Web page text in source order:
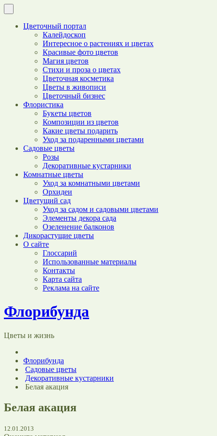
Цветочный портал
Калейдоскоп
Интересное о растениях и цветах
Красивые фото цветов
Магия цветов
Стихи и проза о цветах
Цветочная косметика
Цветы в живописи
Цветочный бизнес
Флористика
Букеты цветов
Композиции из цветов
Какие цветы подарить
Уход за подаренными цветами
Садовые цветы
Розы
Декоративные кустарники
Комнатные цветы
Уход за комнатными цветами
Орхидеи
Цветущий сад
Уход за садом и садовыми цветами
Элементы декора сада
Озеленение балконов
Дикорастущие цветы
О сайте
Глоссарий
Использованные материалы
Контакты
Карта сайта
Реклама на сайте
Флорибунда
Цветы и жизнь
Флорибунда
Садовые цветы
Декоративные кустарники
Белая акация
Белая акация
12.01.2013